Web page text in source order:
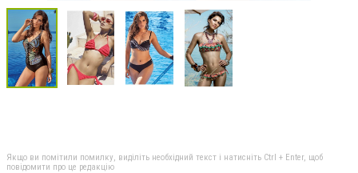
Якщо ви помітили помилку, виділіть необхідний текст і натисніть Ctrl + Enter, щоб
повідомити про це редакцію